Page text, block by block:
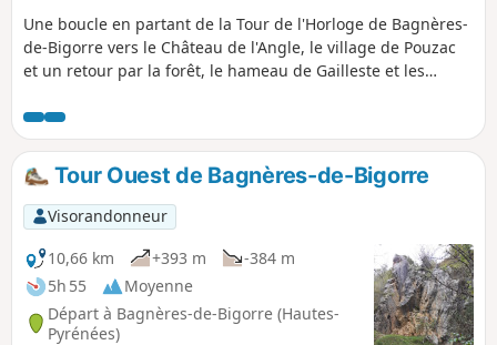
Une boucle en partant de la Tour de l'Horloge de Bagnères-
de-Bigorre vers le Château de l'Angle, le village de Pouzac
et un retour par la forêt, le hameau de Gailleste et les
majestueux du Parc des Vignaux et de la Mairie, puis contre
l'Adour visite des vestiges d'une ancienne marbrerie, et
montée vers le Château de l'Angle avec un point de vue sur
le Pic du Midi de Bigorre. Descente vers le village de Pouzac
en passant par la Vierge de Notre-Dame de la Paix,
traversée du village pour visiter l'Église de Saint-Saturnin,
classée aux Monuments Historiques. Retour par les belles
pistes en forêt pour redescendre et traversée du hameau
de la Gailleste. Rejoindre Bagnères-de-Bigorre par la
Fontaine ferrugineuse et la Fontaine Verte.
Tour Ouest de Bagnères-de-Bigorre
Visorandonneur
10,66 km
+393 m
-384 m
5h 55
Moyenne
Départ à Bagnères-de-Bigorre (Hautes-
Pyrénées)